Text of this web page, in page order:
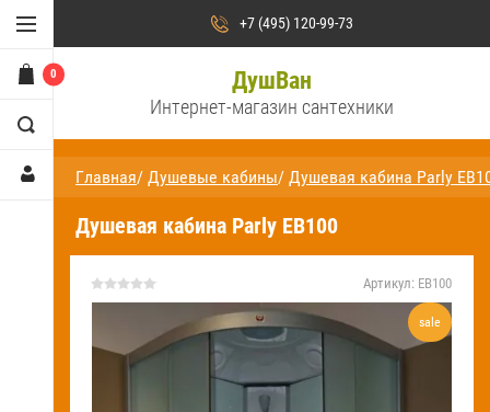
Душевые двери /
ограждения и поддоны
Сауны и бани
Ванны
Аксессуары для ванн
Душевые стойки и панели
0
+7 (495) 120-99-73
ДушВан
Интернет-магазин сантехники
Главная/ Душевые кабины/ Душевая кабина Parly
Душевая кабина Parly EB100
Артикул: EB100
sale